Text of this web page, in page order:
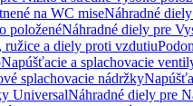
na WC miseNáhradné
položenéNáhradné diely pre
ružice a diely proti vzdutiu
Napúšťacie a splachovacie
splachovacie nádržky
UniversalNáhradné diely pre